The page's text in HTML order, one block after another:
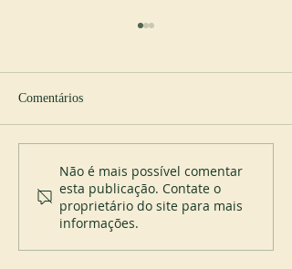
Comentários
Não é mais possível comentar
esta publicação. Contate o
proprietário do site para mais
informações.